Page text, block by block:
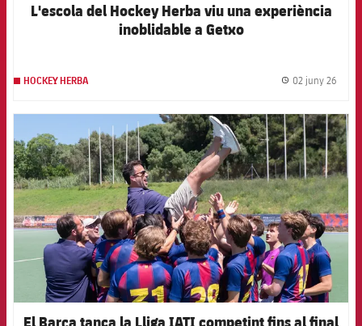
L'escola del Hockey Herba viu una experiència
inoblidable a Getxo
HOCKEY HERBA 02 juny 26
FCB Barcelona badge